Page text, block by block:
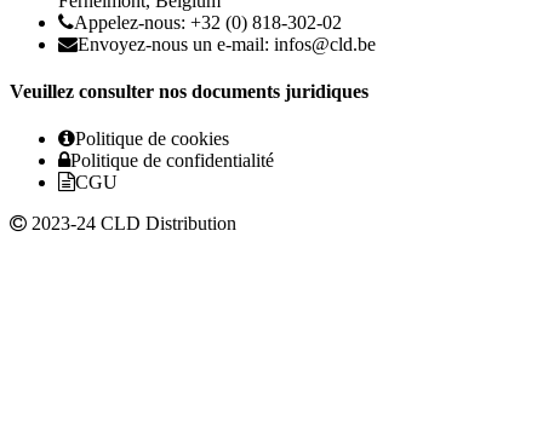
Appelez-nous: +32 (0) 818-302-02
Envoyez-nous un e-mail: infos@cld.be
Veuillez consulter nos documents juridiques
Politique de cookies
Politique de confidentialité
CGU
2023-24 CLD Distribution